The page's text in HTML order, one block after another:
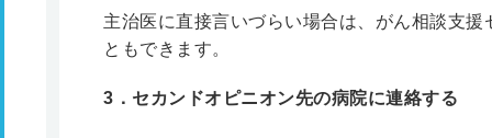
主治医に直接言いづらい場合は、がん相談支
ともできます。
3 ．セカンドオピニオン先の病院に連絡する